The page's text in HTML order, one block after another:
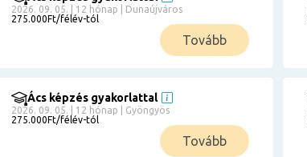
2026. 09. 05. | 12 hónap | Dunaújváros
275.000Ft/félév-tól
Tovább
Ács képzés gyakorlattal
2026. 09. 05. | 12 hónap | Gyöngyös
275.000Ft/félév-tól
Tovább